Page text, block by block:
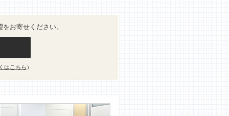
お寄せください。
はこちら ）